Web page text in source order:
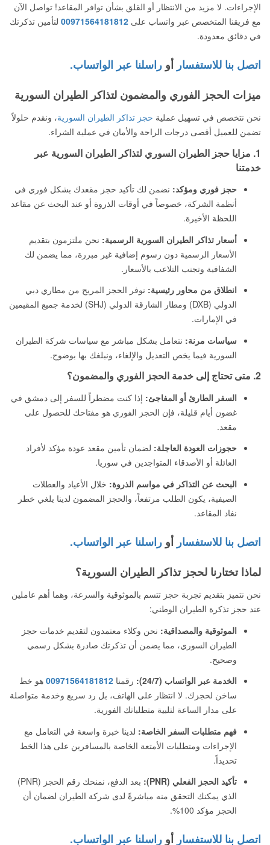
الإجراءات. لا مزيد من الانتظار أو القلق بشأن توافر المقاعد! تواصل الآن
مع فريقنا المتخصص عبر واتساب على 00971564181812 لتأمين تذكرتك
في دقائق معدودة.
اتصل بنا للاستفسار أو راسلنا عبر الواتساب.
ميزات الحجز الفوري والمضمون لتذاكر الطيران السورية
نحن نتخصص في تسهيل عملية حجز تذاكر الطيران السورية، ونقدم حلولاً
تضمن للعميل أقصى درجات الراحة والأمان في عملية الشراء.
1. مزايا حجز الطيران السوري لتذاكر الطيران السورية عبر
خدمتنا
حجز فوري ومؤكد: نضمن لك تأكيد حجز مقعدك بشكل فوري في
أنظمة الشركة، خصوصاً في أوقات الذروة أو عند البحث عن مقاعد
اللحظة الأخيرة.
أسعار تذاكر الطيران السورية الرسمية: نحن ملتزمون بتقديم
الأسعار الرسمية دون رسوم إضافية غير مبررة، مما يضمن لك
الشفافية وتجنب التلاعب بالأسعار.
انطلاق من محاور رئيسية: نوفر الحجز المريح من مطاري دبي
الدولي (DXB) ومطار الشارقة الدولي (SHJ) لخدمة جميع المقيمين
في الإمارات.
سياسات مرنة: نتعامل بشكل مباشر مع سياسات شركة الطيران
السورية فيما يخص التعديل والإلغاء، ونبلغك بها بوضوح.
2. متى تحتاج إلى خدمة الحجز الفوري والمضمون؟
السفر الطارئ أو المفاجئ: إذا كنت مضطراً للسفر إلى دمشق في
غضون أيام قليلة، فإن الحجز الفوري هو مفتاحك للحصول على
مقعد.
حجوزات العودة العاجلة: لضمان تأمين مقعد عودة مؤكد لأفراد
العائلة أو الأصدقاء المتواجدين في سوريا.
البحث عن التذاكر في مواسم الذروة: خلال الأعياد والعطلات
الصيفية، يكون الطلب مرتفعاً، والحجز المضمون لدينا يلغي خطر
نفاد المقاعد.
اتصل بنا للاستفسار أو راسلنا عبر الواتساب.
لماذا تختارنا لحجز تذاكر الطيران السورية؟
نحن نتميز بتقديم تجربة حجز تتسم بالموثوقية والسرعة، وهما أهم عاملين
عند حجز تذكرة الطيران الوطني:
الموثوقية والمصداقية: نحن وكلاء معتمدون لتقديم خدمات حجز
الطيران السوري، مما يضمن أن تذكرتك صادرة بشكل رسمي
وصحيح.
الخدمة عبر الواتساب (24/7):
رقمنا 00971564181812 هو خط
ساخن لحجزك. لا انتظار على الهاتف، بل رد سريع وخدمة متواصلة
على مدار الساعة لتلبية متطلباتك الفورية.
فهم متطلبات السفر الخاصة: لدينا خبرة واسعة في التعامل مع
الإجراءات ومتطلبات الأمتعة الخاصة بالمسافرين على هذا الخط
تحديداً.
تأكيد الحجز الفعلي (PNR):
بعد الدفع، نمنحك رقم الحجز (PNR)
الذي يمكنك التحقق منه مباشرةً لدى شركة الطيران لضمان أن
الحجز مؤكد 100%.
اتصل بنا للاستفسار أو راسلنا عبر الواتساب.